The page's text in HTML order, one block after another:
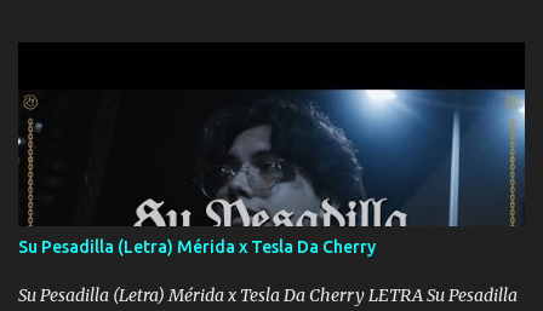
corriente no quieren verte subir de level trucha mis plebes Música
A veces me pongo un sombrero a veces me ven la cachucha de lado
con la mirada siempre en alto A veces me fajó una super o a veces
me fajó una Glock siempre armado todas las generaciones yo
traigo El chiste es que hago lo que quiero pues así soy me mandó
yo tengo el control a todos yo les paro el dedo soy hocicon un
malcriado un malandrón Que Les importa no saben nada falsas
las risas las que me miran hay gente corriente no quieren ve...
Su Pesadilla (Letra) Mérida x Tesla Da Cherry
Su Pesadilla (Letra) Mérida x Tesla Da Cherry LETRA Su Pesadilla